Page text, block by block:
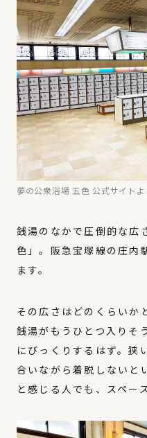
夢の公衆浴場 五色 公式サイトよ
銭湯のなかで圧倒的な広
色」。阪急宝塚線の庄内
ます。
その広さはどのくらい
銭湯がもうひとつ入りそ
にびっくりするはず。狭
合いながら着脱しない
と感じる人でも、スペー